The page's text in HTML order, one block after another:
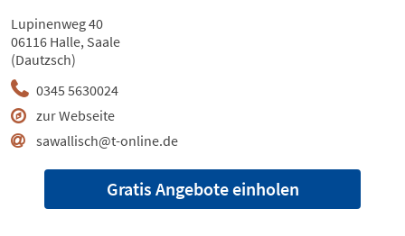
0345 5630024
zur Webseite
sawallisch@t-online.de
Lupinenweg 40
06116 Halle, Saale
(Dautzsch)
Gratis Angebote einholen